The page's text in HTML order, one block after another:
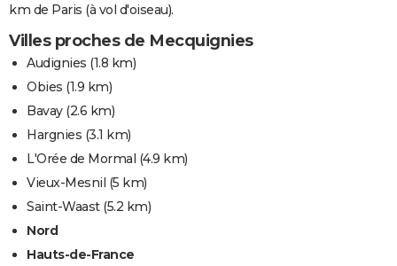
km de Paris (à vol d'oiseau).
Villes proches de Mecquignies
Audignies (1.8 km)
Obies (1.9 km)
Bavay(2.6 km)
Hargnies (3.1 km)
L'Orée de Mormal (4.9 km)
Vieux-Mesnil (5 km)
Saint-Waast(5.2 km)
Nord
Hauts-de-France